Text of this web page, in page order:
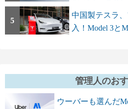
5
中国製テスラ
入！Model 3と
管理人のお
ウーバーも選んだ